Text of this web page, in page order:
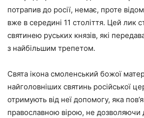
потрапив до росії, немає, проте
вже в середині 11 століття. Цей лик
святинею руських князів, які
з найбільшим трепетом.
Свята ікона смоленський божої
найголовніших святинь російської
отримують від неї допомогу, яка
православною вірою, не дозволяючи